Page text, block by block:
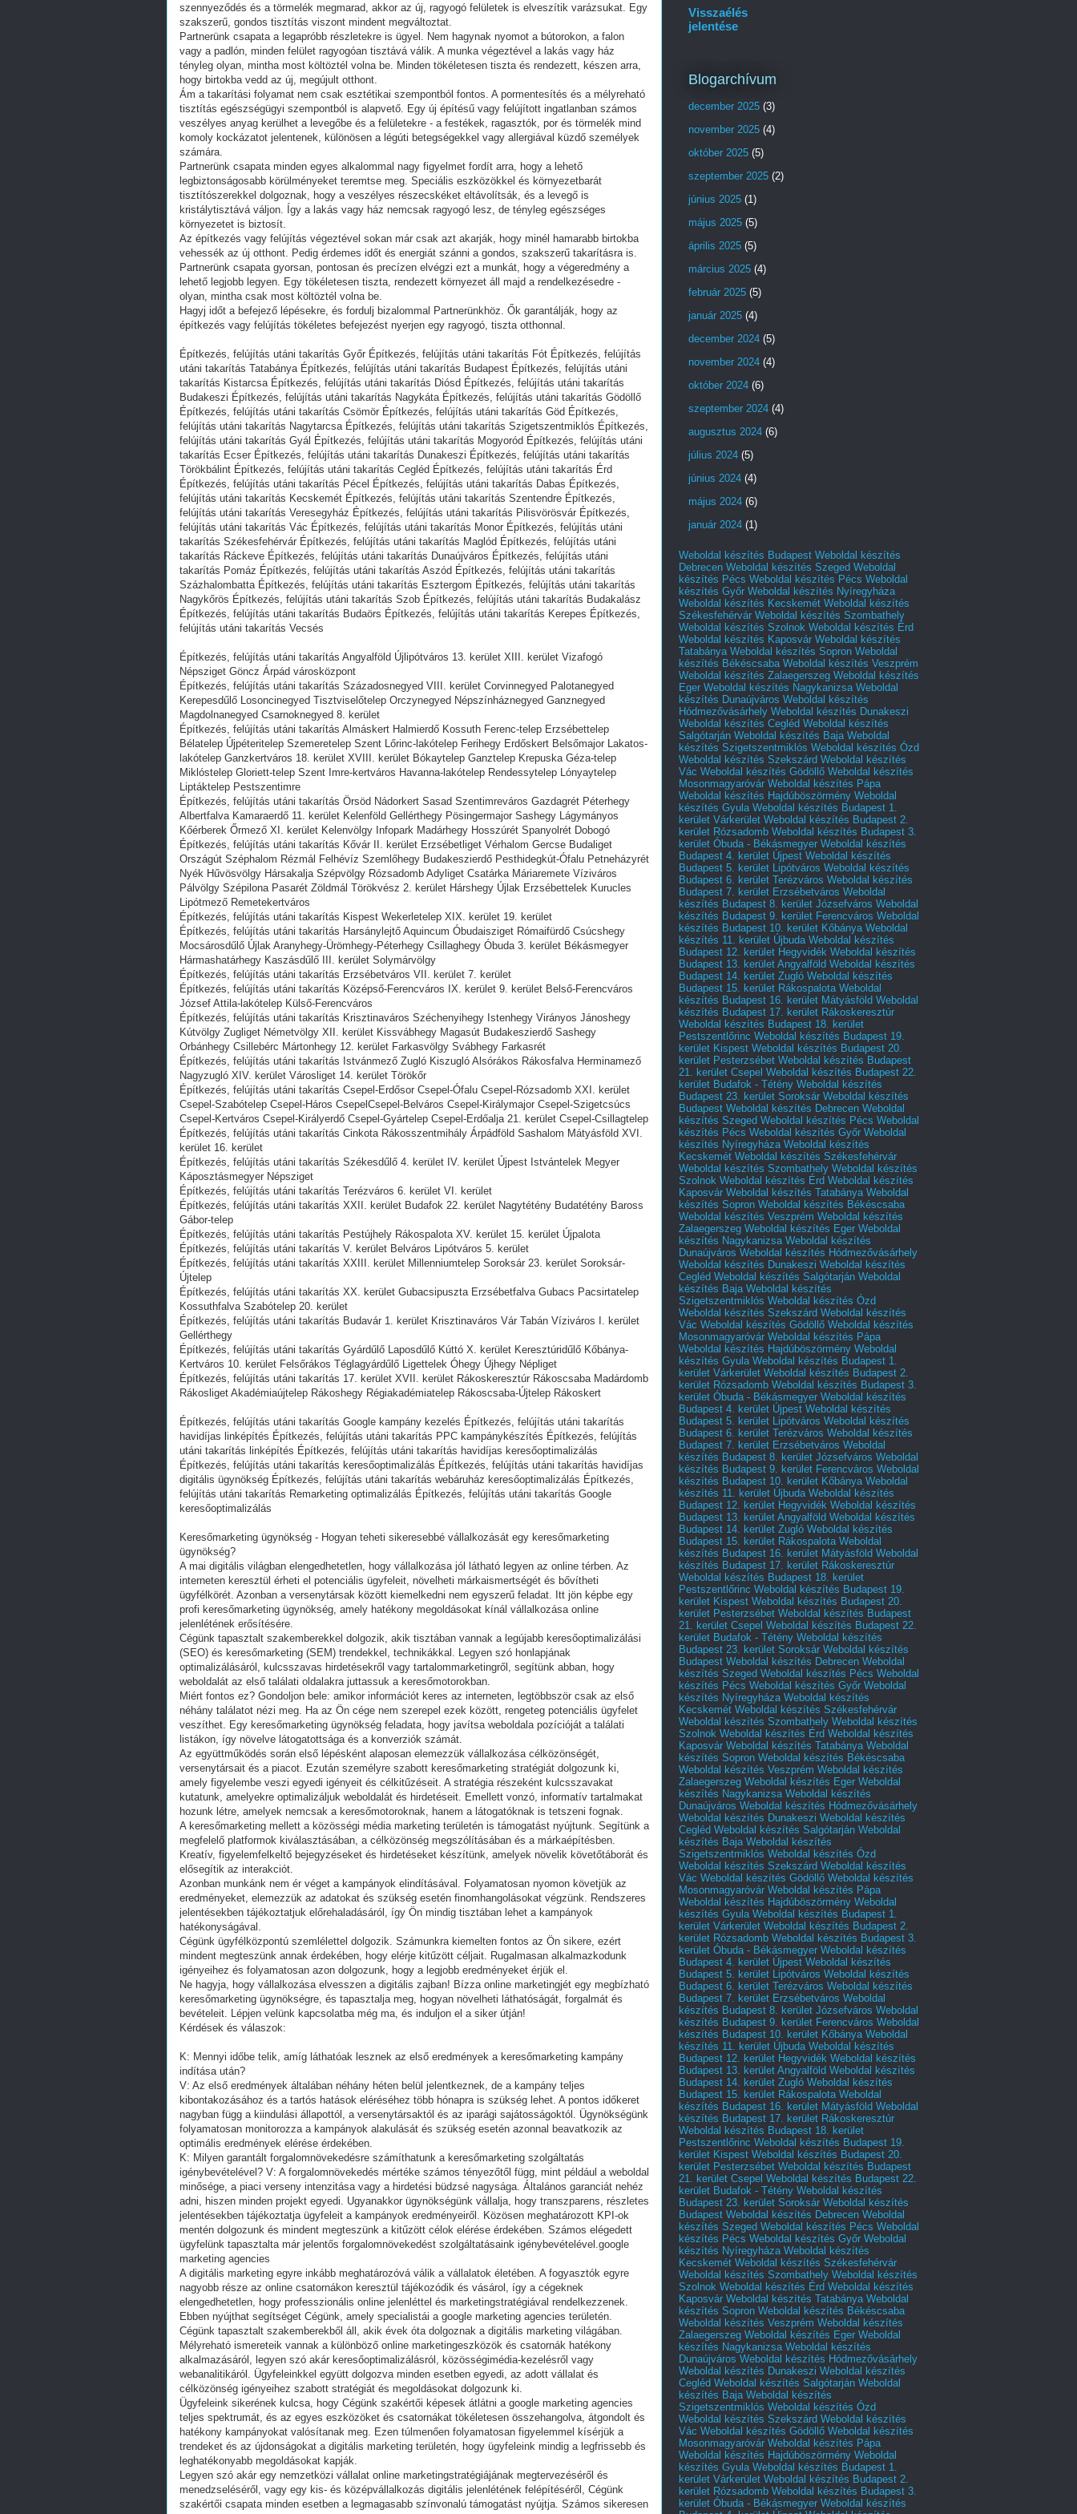
szennyeződés és a törmelék megmarad, akkor az új, ragyogó felületek is elveszítik varázsukat. Egy
szakszerű, gondos tisztítás viszont mindent megváltoztat.
Partnerünk csapata a legapróbb részletekre is ügyel. Nem hagynak nyomot a bútorokon, a falon
vagy a padlón, minden felület ragyogóan tisztává válik. A munka végeztével a lakás vagy ház
tényleg olyan, mintha most költöztél volna be. Minden tökéletesen tiszta és rendezett, készen arra,
hogy birtokba vedd az új, megújult otthont.
Ám a takarítási folyamat nem csak esztétikai szempontból fontos. A pormentesítés és a mélyreható
tisztítás egészségügyi szempontból is alapvető. Egy új építésű vagy felújított ingatlanban számos
veszélyes anyag kerülhet a levegőbe és a felületekre - a festékek, ragasztók, por és törmelék mind
komoly kockázatot jelentenek, különösen a légúti betegségekkel vagy allergiával küzdő személyek
számára.
Partnerünk csapata minden egyes alkalommal nagy figyelmet fordít arra, hogy a lehető
legbiztonságosabb körülményeket teremtse meg. Speciális eszközökkel és környezetbarát
tisztítószerekkel dolgoznak, hogy a veszélyes részecskéket eltávolítsák, és a levegő is
kristálytisztává váljon. Így a lakás vagy ház nemcsak ragyogó lesz, de tényleg egészséges
környezetet is biztosít.
Az építkezés vagy felújítás végeztével sokan már csak azt akarják, hogy minél hamarabb birtokba
vehessék az új otthont. Pedig érdemes időt és energiát szánni a gondos, szakszerű takarításra is.
Partnerünk csapata gyorsan, pontosan és precízen elvégzi ezt a munkát, hogy a végeredmény a
lehető legjobb legyen. Egy tökéletesen tiszta, rendezett környezet áll majd a rendelkezésedre -
olyan, mintha csak most költöztél volna be.
Hagyj időt a befejező lépésekre, és fordulj bizalommal Partnerünkhöz. Ők garantálják, hogy az
építkezés vagy felújítás tökéletes befejezést nyerjen egy ragyogó, tiszta otthonnal.
Építkezés, felújítás utáni takarítás Győr Építkezés, felújítás utáni takarítás Fót Építkezés, felújítás
utáni takarítás Tatabánya Építkezés, felújítás utáni takarítás Budapest Építkezés, felújítás utáni
takarítás Kistarcsa Építkezés, felújítás utáni takarítás Diósd Építkezés, felújítás utáni takarítás
Budakeszi Építkezés, felújítás utáni takarítás Nagykáta Építkezés, felújítás utáni takarítás Gödöllő
Építkezés, felújítás utáni takarítás Csömör Építkezés, felújítás utáni takarítás Göd Építkezés,
felújítás utáni takarítás Nagytarcsa Építkezés, felújítás utáni takarítás Szigetszentmiklós Építkezés,
felújítás utáni takarítás Gyál Építkezés, felújítás utáni takarítás Mogyoród Építkezés, felújítás utáni
takarítás Ecser Építkezés, felújítás utáni takarítás Dunakeszi Építkezés, felújítás utáni takarítás
Törökbálint Építkezés, felújítás utáni takarítás Cegléd Építkezés, felújítás utáni takarítás Érd
Építkezés, felújítás utáni takarítás Pécel Építkezés, felújítás utáni takarítás Dabas Építkezés,
felújítás utáni takarítás Kecskemét Építkezés, felújítás utáni takarítás Szentendre Építkezés,
felújítás utáni takarítás Veresegyház Építkezés, felújítás utáni takarítás Pilisvörösvár Építkezés,
felújítás utáni takarítás Vác Építkezés, felújítás utáni takarítás Monor Építkezés, felújítás utáni
takarítás Székesfehérvár Építkezés, felújítás utáni takarítás Maglód Építkezés, felújítás utáni
takarítás Ráckeve Építkezés, felújítás utáni takarítás Dunaújváros Építkezés, felújítás utáni
takarítás Pomáz Építkezés, felújítás utáni takarítás Aszód Építkezés, felújítás utáni takarítás
Százhalombatta Építkezés, felújítás utáni takarítás Esztergom Építkezés, felújítás utáni takarítás
Nagykőrös Építkezés, felújítás utáni takarítás Szob Építkezés, felújítás utáni takarítás Budakalász
Építkezés, felújítás utáni takarítás Budaörs Építkezés, felújítás utáni takarítás Kerepes Építkezés,
felújítás utáni takarítás Vecsés
Építkezés, felújítás utáni takarítás Angyalföld Újlipótváros 13. kerület XIII. kerület Vizafogó
Népsziget Göncz Árpád városközpont
Építkezés, felújítás utáni takarítás Századosnegyed VIII. kerület Corvinnegyed Palotanegyed
Kerepesdűlő Losoncinegyed Tisztviselőtelep Orczynegyed Népszínháznegyed Ganznegyed
Magdolnanegyed Csarnoknegyed 8. kerület
Építkezés, felújítás utáni takarítás Almáskert Halmierdő Kossuth Ferenc-telep Erzsébettelep
Bélatelep Újpéteritelep Szemeretelep Szent Lőrinc-lakótelep Ferihegy Erdőskert Belsőmajor Lakatos-
lakótelep Ganzkertváros 18. kerület XVIII. kerület Bókaytelep Ganztelep Krepuska Géza-telep
Miklóstelep Gloriett-telep Szent Imre-kertváros Havanna-lakótelep Rendessytelep Lónyaytelep
Liptáktelep Pestszentimre
Építkezés, felújítás utáni takarítás Örsöd Nádorkert Sasad Szentimreváros Gazdagrét Péterhegy
Albertfalva Kamaraerdő 11. kerület Kelenföld Gellérthegy Pösingermajor Sashegy Lágymányos
Kőérberek Őrmező XI. kerület Kelenvölgy Infopark Madárhegy Hosszúrét Spanyolrét Dobogó
Építkezés, felújítás utáni takarítás Kővár II. kerület Erzsébetliget Vérhalom Gercse Budaliget
Országút Széphalom Rézmál Felhévíz Szemlőhegy Budakeszierdő Pesthidegkút-Ófalu Petneházyrét
Nyék Hűvösvölgy Hársakalja Szépvölgy Rózsadomb Adyliget Csatárka Máriaremete Víziváros
Pálvölgy Szépilona Pasarét Zöldmál Törökvész 2. kerület Hárshegy Újlak Erzsébettelek Kurucles
Lipótmező Remetekertváros
Építkezés, felújítás utáni takarítás Kispest Wekerletelep XIX. kerület 19. kerület
Építkezés, felújítás utáni takarítás Harsánylejtő Aquincum Óbudaisziget Rómaifürdő Csúcshegy
Mocsárosdűlő Újlak Aranyhegy-Ürömhegy-Péterhegy Csillaghegy Óbuda 3. kerület Békásmegyer
Hármashatárhegy Kaszásdűlő III. kerület Solymárvölgy
Építkezés, felújítás utáni takarítás Erzsébetváros VII. kerület 7. kerület
Építkezés, felújítás utáni takarítás Középső-Ferencváros IX. kerület 9. kerület Belső-Ferencváros
József Attila-lakótelep Külső-Ferencváros
Építkezés, felújítás utáni takarítás Krisztinaváros Széchenyihegy Istenhegy Virányos Jánoshegy
Kútvölgy Zugliget Németvölgy XII. kerület Kissvábhegy Magasút Budakeszierdő Sashegy
Orbánhegy Csillebérc Mártonhegy 12. kerület Farkasvölgy Svábhegy Farkasrét
Építkezés, felújítás utáni takarítás Istvánmező Zugló Kiszugló Alsórákos Rákosfalva Herminamező
Nagyzugló XIV. kerület Városliget 14. kerület Törökőr
Építkezés, felújítás utáni takarítás Csepel-Erdősor Csepel-Ófalu Csepel-Rózsadomb XXI. kerület
Csepel-Szabótelep Csepel-Háros CsepelCsepel-Belváros Csepel-Királymajor Csepel-Szigetcsúcs
Csepel-Kertváros Csepel-Királyerdő Csepel-Gyártelep Csepel-Erdőalja 21. kerület Csepel-Csillagtelep
Építkezés, felújítás utáni takarítás Cinkota Rákosszentmihály Árpádföld Sashalom Mátyásföld XVI.
kerület 16. kerület
Építkezés, felújítás utáni takarítás Székesdűlő 4. kerület IV. kerület Újpest Istvántelek Megyer
Káposztásmegyer Népsziget
Építkezés, felújítás utáni takarítás Terézváros 6. kerület VI. kerület
Építkezés, felújítás utáni takarítás XXII. kerület Budafok 22. kerület Nagytétény Budatétény Baross
Gábor-telep
Építkezés, felújítás utáni takarítás Pestújhely Rákospalota XV. kerület 15. kerület Újpalota
Építkezés, felújítás utáni takarítás V. kerület Belváros Lipótváros 5. kerület
Építkezés, felújítás utáni takarítás XXIII. kerület Millenniumtelep Soroksár 23. kerület Soroksár-
Újtelep
Építkezés, felújítás utáni takarítás XX. kerület Gubacsipuszta Erzsébetfalva Gubacs Pacsirtatelep
Kossuthfalva Szabótelep 20. kerület
Építkezés, felújítás utáni takarítás Budavár 1. kerület Krisztinaváros Vár Tabán Víziváros I. kerület
Gellérthegy
Építkezés, felújítás utáni takarítás Gyárdűlő Laposdűlő Kúttó X. kerület Keresztúridűlő Kőbánya-
Kertváros 10. kerület Felsőrákos Téglagyárdűlő Ligettelek Óhegy Újhegy Népliget
Építkezés, felújítás utáni takarítás 17. kerület XVII. kerület Rákoskeresztúr Rákoscsaba Madárdomb
Rákosliget Akadémiaújtelep Rákoshegy Régiakadémiatelep Rákoscsaba-Újtelep Rákoskert
Építkezés, felújítás utáni takarítás Google kampány kezelés Építkezés, felújítás utáni takarítás
havidíjas linképítés Építkezés, felújítás utáni takarítás PPC kampánykészítés Építkezés, felújítás
utáni takarítás linképítés Építkezés, felújítás utáni takarítás havidíjas keresőoptimalizálás
Építkezés, felújítás utáni takarítás keresőoptimalizálás Építkezés, felújítás utáni takarítás havidíjas
digitális ügynökség Építkezés, felújítás utáni takarítás webáruház keresőoptimalizálás Építkezés,
felújítás utáni takarítás Remarketing optimalizálás Építkezés, felújítás utáni takarítás Google
keresőoptimalizálás
Keresőmarketing ügynökség - Hogyan teheti sikeresebbé vállalkozását egy keresőmarketing
ügynökség?
A mai digitális világban elengedhetetlen, hogy vállalkozása jól látható legyen az online térben. Az
interneten keresztül érheti el potenciális ügyfeleit, növelheti márkaismertségét és bővítheti
ügyfélkörét. Azonban a versenytársak között kiemelkedni nem egyszerű feladat. Itt jön képbe egy
profi keresőmarketing ügynökség, amely hatékony megoldásokat kínál vállalkozása online
jelenlétének erősítésére.
Cégünk tapasztalt szakemberekkel dolgozik, akik tisztában vannak a legújabb keresőoptimalizálási
(SEO) és keresőmarketing (SEM) trendekkel, technikákkal. Legyen szó honlapjának
optimalizálásáról, kulcsszavas hirdetésekről vagy tartalommarketingről, segítünk abban, hogy
weboldalát az első találati oldalakra juttassuk a keresőmotorokban.
Miért fontos ez? Gondoljon bele: amikor információt keres az interneten, legtöbbször csak az első
néhány találatot nézi meg. Ha az Ön cége nem szerepel ezek között, rengeteg potenciális ügyfelet
veszíthet. Egy keresőmarketing ügynökség feladata, hogy javítsa weboldala pozícióját a találati
listákon, így növelve látogatottsága és a konverziók számát.
Az együttműködés során első lépésként alaposan elemezzük vállalkozása célközönségét,
versenytársait és a piacot. Ezután személyre szabott keresőmarketing stratégiát dolgozunk ki,
amely figyelembe veszi egyedi igényeit és célkitűzéseit. A stratégia részeként kulcsszavakat
kutatunk, amelyekre optimalizáljuk weboldalát és hirdetéseit. Emellett vonzó, informatív tartalmakat
hozunk létre, amelyek nemcsak a keresőmotoroknak, hanem a látogatóknak is tetszeni fognak.
A keresőmarketing mellett a közösségi média marketing területén is támogatást nyújtunk. Segítünk a
megfelelő platformok kiválasztásában, a célközönség megszólításában és a márkaépítésben.
Kreatív, figyelemfelkeltő bejegyzéseket és hirdetéseket készítünk, amelyek növelik követőtáborát és
elősegítik az interakciót.
Azonban munkánk nem ér véget a kampányok elindításával. Folyamatosan nyomon követjük az
eredményeket, elemezzük az adatokat és szükség esetén finomhangolásokat végzünk. Rendszeres
jelentésekben tájékoztatjuk előrehaladásáról, így Ön mindig tisztában lehet a kampányok
hatékonyságával.
Cégünk ügyfélközpontú szemlélettel dolgozik. Számunkra kiemelten fontos az Ön sikere, ezért
mindent megteszünk annak érdekében, hogy elérje kitűzött céljait. Rugalmasan alkalmazkodunk
igényeihez és folyamatosan azon dolgozunk, hogy a legjobb eredményeket érjük el.
Ne hagyja, hogy vállalkozása elvesszen a digitális zajban! Bízza online marketingjét egy megbízható
keresőmarketing ügynökségre, és tapasztalja meg, hogyan növelheti láthatóságát, forgalmát és
bevételeit. Lépjen velünk kapcsolatba még ma, és induljon el a siker útján!
Kérdések és válaszok:
K: Mennyi időbe telik, amíg láthatóak lesznek az első eredmények a keresőmarketing kampány
indítása után?
V: Az első eredmények általában néhány héten belül jelentkeznek, de a kampány teljes
kibontakozásához és a tartós hatások eléréséhez több hónapra is szükség lehet. A pontos időkeret
nagyban függ a kiindulási állapottól, a versenytársaktól és az iparági sajátosságoktól. Ügynökségünk
folyamatosan monitorozza a kampányok alakulását és szükség esetén azonnal beavatkozik az
optimális eredmények elérése érdekében.
K: Milyen garantált forgalomnövekedésre számíthatunk a keresőmarketing szolgáltatás
igénybevételével? V: A forgalomnövekedés mértéke számos tényezőtől függ, mint például a weboldal
minősége, a piaci verseny intenzitása vagy a hirdetési büdzsé nagysága. Általános garanciát nehéz
adni, hiszen minden projekt egyedi. Ugyanakkor ügynökségünk vállalja, hogy transzparens, részletes
jelentésekben tájékoztatja ügyfeleit a kampányok eredményeiről. Közösen meghatározott KPI-ok
mentén dolgozunk és mindent megteszünk a kitűzött célok elérése érdekében. Számos elégedett
ügyfelünk tapasztalta már jelentős forgalomnövekedést szolgáltatásaink igénybevételével.google
marketing agencies
A digitális marketing egyre inkább meghatározóvá válik a vállalatok életében. A fogyasztók egyre
nagyobb része az online csatornákon keresztül tájékozódik és vásárol, így a cégeknek
elengedhetetlen, hogy professzionális online jelenléttel és marketingstratégiával rendelkezzenek.
Ebben nyújthat segítséget Cégünk, amely specialistái a google marketing agencies területén.
Cégünk tapasztalt szakemberekből áll, akik évek óta dolgoznak a digitális marketing világában.
Mélyreható ismereteik vannak a különböző online marketingeszközök és csatornák hatékony
alkalmazásáról, legyen szó akár keresőoptimalizálásról, közösségimédia-kezelésről vagy
webanalitikáról. Ügyfeleinkkel együtt dolgozva minden esetben egyedi, az adott vállalat és
célközönség igényeihez szabott stratégiát és megoldásokat dolgozunk ki.
Ügyfeleink sikerének kulcsa, hogy Cégünk szakértői képesek átlátni a google marketing agencies
teljes spektrumát, és az egyes eszközöket és csatornákat tökéletesen összehangolva, átgondolt és
hatékony kampányokat valósítanak meg. Ezen túlmenően folyamatosan figyelemmel kísérjük a
trendeket és az újdonságokat a digitális marketing területén, hogy ügyfeleink mindig a legfrissebb és
leghatékonyabb megoldásokat kapják.
Legyen szó akár egy nemzetközi vállalat online marketingstratégiájának megtervezéséről és
menedzseléséről, vagy egy kis- és középvállalkozás digitális jelenlétének felépítéséről, Cégünk
szakértői csapata minden esetben a legmagasabb színvonalú támogatást nyújtja. Számos sikeresen
Visszaélés
jelentése
Blogarchívum
december 2025 (3)
november 2025 (4)
október 2025 (5)
szeptember 2025 (2)
június 2025 (1)
május 2025 (5)
április 2025 (5)
március 2025 (4)
február 2025 (5)
január 2025 (4)
december 2024 (5)
november 2024 (4)
október 2024 (6)
szeptember 2024 (4)
augusztus 2024 (6)
július 2024 (5)
június 2024 (4)
május 2024 (6)
január 2024 (1)
Weboldal készítés Budapest Weboldal készítés
Debrecen Weboldal készítés Szeged Weboldal
készítés Pécs Weboldal készítés Pécs Weboldal
készítés Győr Weboldal készítés Nyíregyháza
Weboldal készítés Kecskemét Weboldal készítés
Székesfehérvár Weboldal készítés Szombathely
Weboldal készítés Szolnok Weboldal készítés Érd
Weboldal készítés Kaposvár Weboldal készítés
Tatabánya Weboldal készítés Sopron Weboldal
készítés Békéscsaba Weboldal készítés Veszprém
Weboldal készítés Zalaegerszeg Weboldal készítés
Eger Weboldal készítés Nagykanizsa Weboldal
készítés Dunaújváros Weboldal készítés
Hódmezővásárhely Weboldal készítés Dunakeszi
Weboldal készítés Cegléd Weboldal készítés
Salgótarján Weboldal készítés Baja Weboldal
készítés Szigetszentmiklós Weboldal készítés Ózd
Weboldal készítés Szekszárd Weboldal készítés
Vác Weboldal készítés Gödöllő Weboldal készítés
Mosonmagyaróvár Weboldal készítés Pápa
Weboldal készítés Hajdúböszörmény Weboldal
készítés Gyula Weboldal készítés Budapest 1.
kerület Várkerület Weboldal készítés Budapest 2.
kerület Rózsadomb Weboldal készítés Budapest 3.
kerület Óbuda - Békásmegyer Weboldal készítés
Budapest 4. kerület Újpest Weboldal készítés
Budapest 5. kerület Lipótváros Weboldal készítés
Budapest 6. kerület Terézváros Weboldal készítés
Budapest 7. kerület Erzsébetváros Weboldal
készítés Budapest 8. kerület Józsefváros Weboldal
készítés Budapest 9. kerület Ferencváros Weboldal
készítés Budapest 10. kerület Kőbánya Weboldal
készítés 11. kerület Újbuda Weboldal készítés
Budapest 12. kerület Hegyvidék Weboldal készítés
Budapest 13. kerület Angyalföld Weboldal készítés
Budapest 14. kerület Zugló Weboldal készítés
Budapest 15. kerület Rákospalota Weboldal
készítés Budapest 16. kerület Mátyásföld Weboldal
készítés Budapest 17. kerület Rákoskeresztúr
Weboldal készítés Budapest 18. kerület
Pestszentlőrinc Weboldal készítés Budapest 19.
kerület Kispest Weboldal készítés Budapest 20.
kerület Pesterzsébet Weboldal készítés Budapest
21. kerület Csepel Weboldal készítés Budapest 22.
kerület Budafok - Tétény Weboldal készítés
Budapest 23. kerület Soroksár Weboldal készítés
Budapest Weboldal készítés Debrecen Weboldal
készítés Szeged Weboldal készítés Pécs Weboldal
készítés Pécs Weboldal készítés Győr Weboldal
készítés Nyíregyháza Weboldal készítés
Kecskemét Weboldal készítés Székesfehérvár
Weboldal készítés Szombathely Weboldal készítés
Szolnok Weboldal készítés Érd Weboldal készítés
Kaposvár Weboldal készítés Tatabánya Weboldal
készítés Sopron Weboldal készítés Békéscsaba
Weboldal készítés Veszprém Weboldal készítés
Zalaegerszeg Weboldal készítés Eger Weboldal
készítés Nagykanizsa Weboldal készítés
Dunaújváros Weboldal készítés Hódmezővásárhely
Weboldal készítés Dunakeszi Weboldal készítés
Cegléd Weboldal készítés Salgótarján Weboldal
készítés Baja Weboldal készítés
Szigetszentmiklós Weboldal készítés Ózd
Weboldal készítés Szekszárd Weboldal készítés
Vác Weboldal készítés Gödöllő Weboldal készítés
Mosonmagyaróvár Weboldal készítés Pápa
Weboldal készítés Hajdúböszörmény Weboldal
készítés Gyula Weboldal készítés Budapest 1.
kerület Várkerület Weboldal készítés Budapest 2.
kerület Rózsadomb Weboldal készítés Budapest 3.
kerület Óbuda - Békásmegyer Weboldal készítés
Budapest 4. kerület Újpest Weboldal készítés
Budapest 5. kerület Lipótváros Weboldal készítés
Budapest 6. kerület Terézváros Weboldal készítés
Budapest 7. kerület Erzsébetváros Weboldal
készítés Budapest 8. kerület Józsefváros Weboldal
készítés Budapest 9. kerület Ferencváros Weboldal
készítés Budapest 10. kerület Kőbánya Weboldal
készítés 11. kerület Újbuda Weboldal készítés
Budapest 12. kerület Hegyvidék Weboldal készítés
Budapest 13. kerület Angyalföld Weboldal készítés
Budapest 14. kerület Zugló Weboldal készítés
Budapest 15. kerület Rákospalota Weboldal
készítés Budapest 16. kerület Mátyásföld Weboldal
készítés Budapest 17. kerület Rákoskeresztúr
Weboldal készítés Budapest 18. kerület
Pestszentlőrinc Weboldal készítés Budapest 19.
kerület Kispest Weboldal készítés Budapest 20.
kerület Pesterzsébet Weboldal készítés Budapest
21. kerület Csepel Weboldal készítés Budapest 22.
kerület Budafok - Tétény Weboldal készítés
Budapest 23. kerület Soroksár Weboldal készítés
Budapest Weboldal készítés Debrecen Weboldal
készítés Szeged Weboldal készítés Pécs Weboldal
készítés Pécs Weboldal készítés Győr Weboldal
készítés Nyíregyháza Weboldal készítés
Kecskemét Weboldal készítés Székesfehérvár
Weboldal készítés Szombathely Weboldal készítés
Szolnok Weboldal készítés Érd Weboldal készítés
Kaposvár Weboldal készítés Tatabánya Weboldal
készítés Sopron Weboldal készítés Békéscsaba
Weboldal készítés Veszprém Weboldal készítés
Zalaegerszeg Weboldal készítés Eger Weboldal
készítés Nagykanizsa Weboldal készítés
Dunaújváros Weboldal készítés Hódmezővásárhely
Weboldal készítés Dunakeszi Weboldal készítés
Cegléd Weboldal készítés Salgótarján Weboldal
készítés Baja Weboldal készítés
Szigetszentmiklós Weboldal készítés Ózd
Weboldal készítés Szekszárd Weboldal készítés
Vác Weboldal készítés Gödöllő Weboldal készítés
Mosonmagyaróvár Weboldal készítés Pápa
Weboldal készítés Hajdúböszörmény Weboldal
készítés Gyula Weboldal készítés Budapest 1.
kerület Várkerület Weboldal készítés Budapest 2.
kerület Rózsadomb Weboldal készítés Budapest 3.
kerület Óbuda - Békásmegyer Weboldal készítés
Budapest 4. kerület Újpest Weboldal készítés
Budapest 5. kerület Lipótváros Weboldal készítés
Budapest 6. kerület Terézváros Weboldal készítés
Budapest 7. kerület Erzsébetváros Weboldal
készítés Budapest 8. kerület Józsefváros Weboldal
készítés Budapest 9. kerület Ferencváros Weboldal
készítés Budapest 10. kerület Kőbánya Weboldal
készítés 11. kerület Újbuda Weboldal készítés
Budapest 12. kerület Hegyvidék Weboldal készítés
Budapest 13. kerület Angyalföld Weboldal készítés
Budapest 14. kerület Zugló Weboldal készítés
Budapest 15. kerület Rákospalota Weboldal
készítés Budapest 16. kerület Mátyásföld Weboldal
készítés Budapest 17. kerület Rákoskeresztúr
Weboldal készítés Budapest 18. kerület
Pestszentlőrinc Weboldal készítés Budapest 19.
kerület Kispest Weboldal készítés Budapest 20.
kerület Pesterzsébet Weboldal készítés Budapest
21. kerület Csepel Weboldal készítés Budapest 22.
kerület Budafok - Tétény Weboldal készítés
Budapest 23. kerület Soroksár Weboldal készítés
Budapest Weboldal készítés Debrecen Weboldal
készítés Szeged Weboldal készítés Pécs Weboldal
készítés Pécs Weboldal készítés Győr Weboldal
készítés Nyíregyháza Weboldal készítés
Kecskemét Weboldal készítés Székesfehérvár
Weboldal készítés Szombathely Weboldal készítés
Szolnok Weboldal készítés Érd Weboldal készítés
Kaposvár Weboldal készítés Tatabánya Weboldal
készítés Sopron Weboldal készítés Békéscsaba
Weboldal készítés Veszprém Weboldal készítés
Zalaegerszeg Weboldal készítés Eger Weboldal
készítés Nagykanizsa Weboldal készítés
Dunaújváros Weboldal készítés Hódmezővásárhely
Weboldal készítés Dunakeszi Weboldal készítés
Cegléd Weboldal készítés Salgótarján Weboldal
készítés Baja Weboldal készítés
Szigetszentmiklós Weboldal készítés Ózd
Weboldal készítés Szekszárd Weboldal készítés
Vác Weboldal készítés Gödöllő Weboldal készítés
Mosonmagyaróvár Weboldal készítés Pápa
Weboldal készítés Hajdúböszörmény Weboldal
készítés Gyula Weboldal készítés Budapest 1.
kerület Várkerület Weboldal készítés Budapest 2.
kerület Rózsadomb Weboldal készítés Budapest 3.
kerület Óbuda - Békásmegyer Weboldal készítés